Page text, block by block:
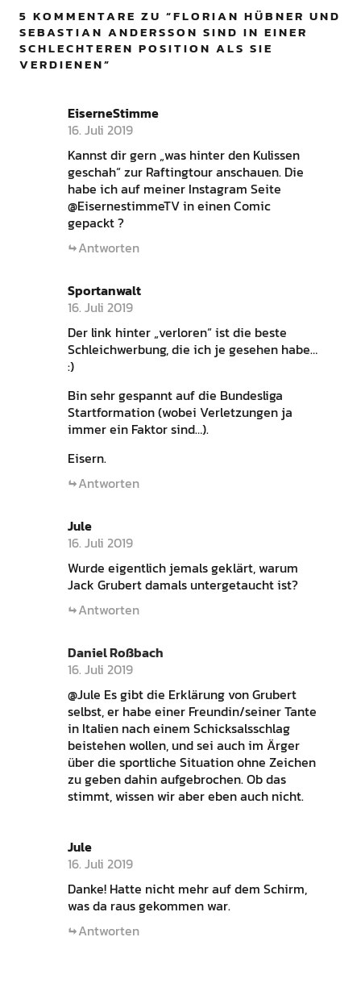
5 KOMMENTARE ZU “FLORIAN HÜBNER UND
SEBASTIAN ANDERSSON SIND IN EINER
SCHLECHTEREN POSITION ALS SIE
VERDIENEN”
EiserneStimme
16. Juli 2019
Kannst dir gern „was hinter den Kulissen
geschah“ zur Raftingtour anschauen. Die
habe ich auf meiner Instagram Seite
@EisernestimmeTV in einen Comic
gepackt ?
Antworten
Sportanwalt
16. Juli 2019
Der link hinter „verloren“ ist die beste
Schleichwerbung, die ich je gesehen habe…
:)
Bin sehr gespannt auf die Bundesliga
Startformation (wobei Verletzungen ja
immer ein Faktor sind…).
Eisern.
Antworten
Jule
16. Juli 2019
Wurde eigentlich jemals geklärt, warum
Jack Grubert damals untergetaucht ist?
Antworten
Daniel Roßbach
16. Juli 2019
@Jule Es gibt die Erklärung von Grubert
selbst, er habe einer Freundin/seiner Tante
in Italien nach einem Schicksalsschlag
beistehen wollen, und sei auch im Ärger
über die sportliche Situation ohne Zeichen
zu geben dahin aufgebrochen. Ob das
stimmt, wissen wir aber eben auch nicht.
Jule
16. Juli 2019
Danke! Hatte nicht mehr auf dem Schirm,
was da raus gekommen war.
Antworten